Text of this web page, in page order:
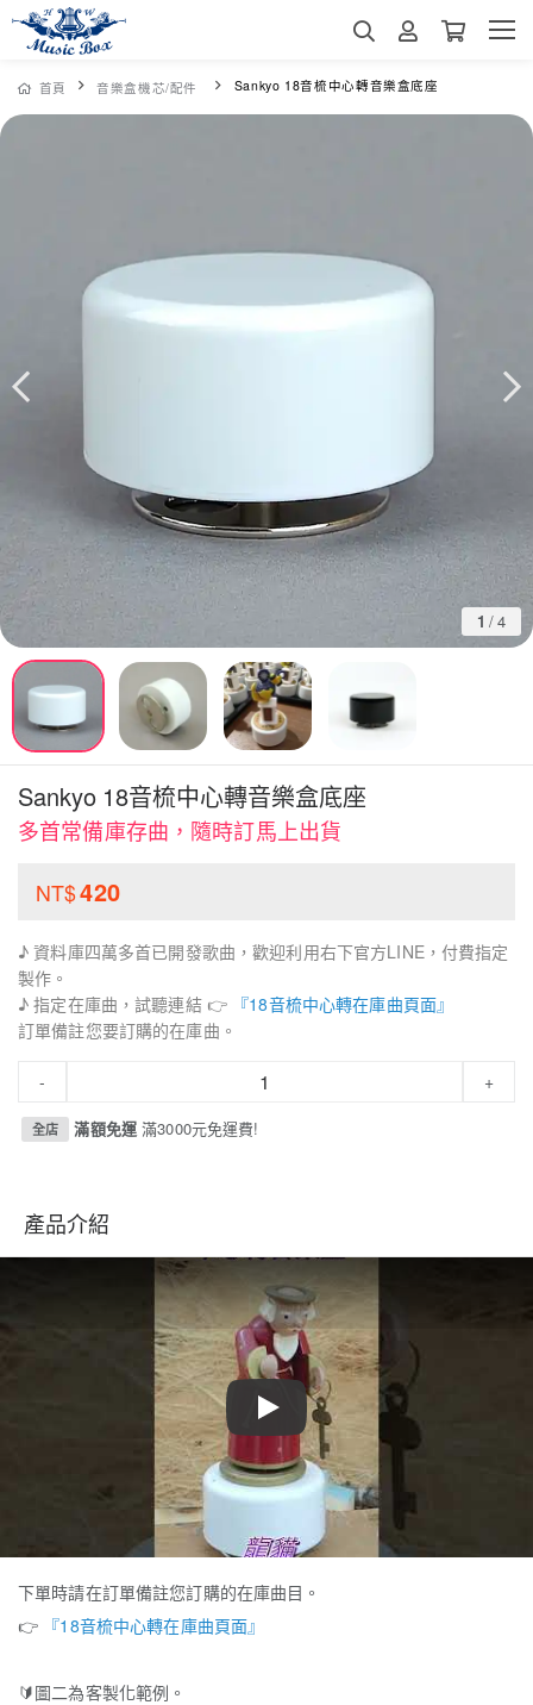
首頁 音樂盒機芯/配件 Sankyo 18音梳中心轉音樂盒底座
1 /4
Sankyo 18音梳中心轉音樂盒底座
多首常備庫存曲，隨時訂馬上出貨
NT$420
♪ 資料庫四萬多首已開發歌曲，歡迎利用右下官方LINE，付費指定
製作。
♪ 指定在庫曲，試聽連結 👉 『18音梳中心轉在庫曲頁面』
訂單備註您要訂購的在庫曲。
- +
全店 滿額免運滿3000元免運費!
產品介紹
Play
下單時請在訂單備註您訂購的在庫曲目。
👉 『18音梳中心轉在庫曲頁面』
🔰圖二為客製化範例。